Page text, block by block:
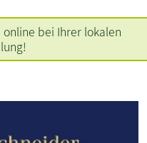
online bei Ihrer lokalen